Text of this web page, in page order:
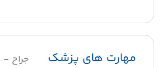
مهارت های پزشک جراح -